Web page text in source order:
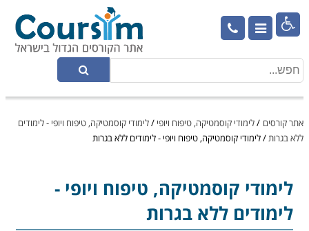

אתר קורסים /לימודי קוסמטיקה, טיפוח ויופי /לימודי קוסמטיקה, טיפוח ויופי - לימודים
ללא בגרות/לימודי קוסמטיקה, טיפוח ויופי - לימודים ללא בגרות
לימודי קוסמטיקה, טיפוח ויופי -
לימודים ללא בגרות